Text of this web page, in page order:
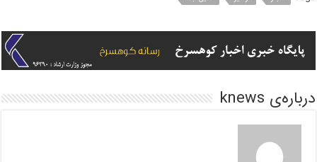
درباره‌ی knews